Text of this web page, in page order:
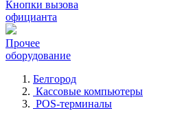
Кнопки вызова
официанта
Прочее
оборудование
Белгород
Кассовые компьютеры
POS-терминалы